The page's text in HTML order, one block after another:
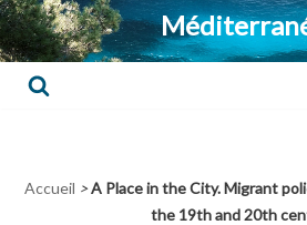
Accueil >A Place in the City. Migrant
the 19th and 20th